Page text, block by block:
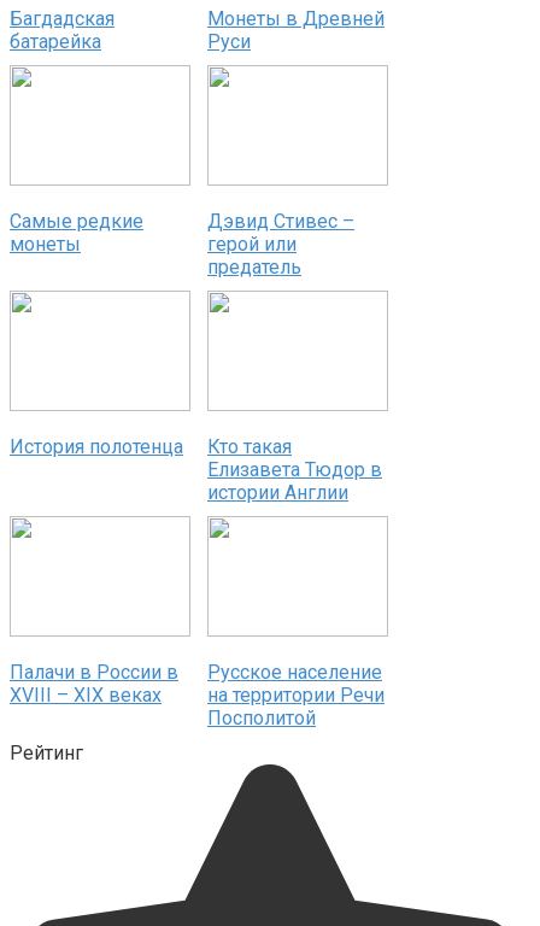
Багдадская
батарейка
Монеты в Древней
Руси
Самые редкие
монеты
Дэвид Стивес –
герой или
предатель
История полотенца
Кто такая
Елизавета Тюдор в
истории Англии
Палачи в России в
XVIII – XIX веках
Русское население
на территории Речи
Посполитой
Рейтинг